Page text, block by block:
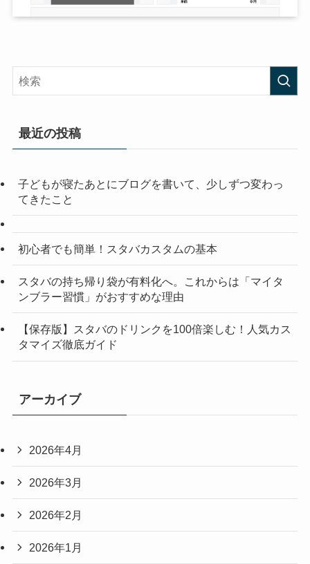
最近の投稿
子どもが寝たあとにブログを書いて、少しずつ変わっ
てきたこと
初心者でも簡単！スタバカスタムの基本
スタバの持ち帰り袋が有料化へ。これからは「マイタ
ンブラー習慣」がおすすめな理由
【保存版】スタバのドリンクを100倍楽しむ！人気カス
タマイズ徹底ガイド
アーカイブ
2026年4月
2026年3月
2026年2月
2026年1月